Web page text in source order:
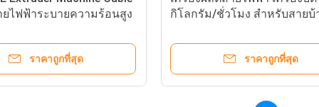
ไฟฟ้าระบายความร้อนสูง
ราคาถูกที่สุด
กิโลกรัม/ชั่วโมง สําหรับสายบ้
ราคาถูกที่สุด